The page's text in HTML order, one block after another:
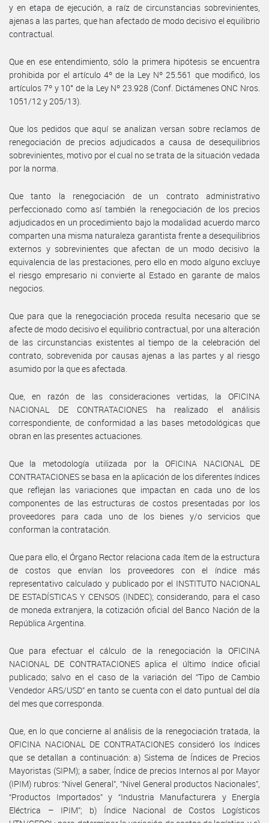
y en etapa de ejecución, a raíz de circunstancias sobrevinientes,
ajenas a las partes, que han afectado de modo decisivo el equilibrio
contractual.
Que en ese entendimiento, sólo la primera hipótesis se encuentra
prohibida por el artículo 4º de la Ley Nº 25.561 que modificó, los
artículos 7º y 10° de la Ley Nº 23.928 (Conf. Dictámenes ONC Nros.
1051/12 y 205/13).
Que los pedidos que aquí se analizan versan sobre reclamos de
renegociación de precios adjudicados a causa de desequilibrios
sobrevinientes, motivo por el cual no se trata de la situación vedada
por la norma.
Que tanto la renegociación de un contrato administrativo
perfeccionado como así también la renegociación de los precios
adjudicados en un procedimiento bajo la modalidad acuerdo marco
comparten una misma naturaleza garantista frente a desequilibrios
externos y sobrevinientes que afectan de un modo decisivo la
equivalencia de las prestaciones, pero ello en modo alguno excluye
el riesgo empresario ni convierte al Estado en garante de malos
negocios.
Que para que la renegociación proceda resulta necesario que se
afecte de modo decisivo el equilibrio contractual, por una alteración
de las circunstancias existentes al tiempo de la celebración del
contrato, sobrevenida por causas ajenas a las partes y al riesgo
asumido por la que es afectada.
Que, en razón de las consideraciones vertidas, la OFICINA
NACIONAL DE CONTRATACIONES ha realizado el análisis
correspondiente, de conformidad a las bases metodológicas que
obran en las presentes actuaciones.
Que la metodología utilizada por la OFICINA NACIONAL DE
CONTRATACIONES se basa en la aplicación de los diferentes índices
que reflejan las variaciones que impactan en cada uno de los
componentes de las estructuras de costos presentadas por los
proveedores para cada uno de los bienes y/o servicios que
conforman la contratación.
Que para ello, el Órgano Rector relaciona cada ítem de la estructura
de costos que envían los proveedores con el índice más
representativo calculado y publicado por el INSTITUTO NACIONAL
DE ESTADÍSTICAS Y CENSOS (INDEC); considerando, para el caso
de moneda extranjera, la cotización oficial del Banco Nación de la
República Argentina.
Que para efectuar el cálculo de la renegociación la OFICINA
NACIONAL DE CONTRATACIONES aplica el último índice oficial
publicado; salvo en el caso de la variación del “Tipo de Cambio
Vendedor ARS/USD” en tanto se cuenta con el dato puntual del día
del mes que corresponda.
Que, en lo que concierne al análisis de la renegociación tratada, la
OFICINA NACIONAL DE CONTRATACIONES consideró los índices
que se detallan a continuación: a) Sistema de Índices de Precios
Mayoristas (SIPM); a saber, Índice de precios Internos al por Mayor
(IPIM) rubros: “Nivel General”, “Nivel General productos Nacionales”,
“Productos Importados” y “Industria Manufacturera y Energía
Eléctrica – IPIM”; b) Índice Nacional de Costos Logísticos